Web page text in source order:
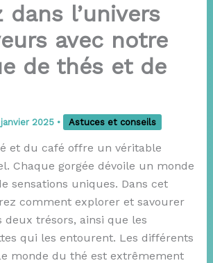
dans l’univers
avec notre
de thés et de
2025 • Astuces et conseils
et du café offre un véritable
Chaque gorgée dévoile un monde
sensations uniques. Dans cet
comment explorer et savourer
deux trésors, ainsi que les
qui les entourent. Les différents
monde du thé est extrêmement